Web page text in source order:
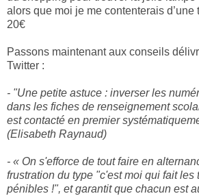
alors que moi je me contenterais d’une
20€
Passons maintenant aux conseils
Twitter :
- "Une petite astuce : inverser les
dans les fiches de renseignement
est contacté en premier
(Elisabeth Raynaud)
- « On s'efforce de tout faire en
frustration du type "c'est moi qui fait les
pénibles !", et garantit que chacun est